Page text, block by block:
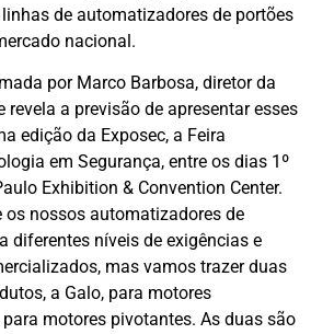
de automatizadores de portões
nacional.
por Marco Barbosa, diretor da
revela a previsão de apresentar esses
edição da Exposec, a Feira
em Segurança, entre os dias 1º
Exhibition & Convention Center.
os nossos automatizadores de
diferentes níveis de exigências e
mas vamos trazer duas
a Galo, para motores
motores pivotantes. As duas são